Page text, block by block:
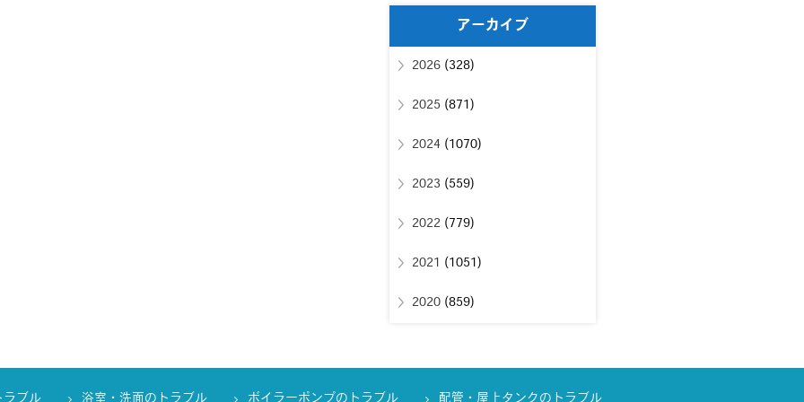
アーカイブ
2026(328)
2025 (871)
2024(1070)
2023 (559)
2022(779)
2021 (1051)
2020(859)
ラブル 浴室・洗面のトラブル ボイラーポンプのトラブル 配管・屋上タンクのトラブル